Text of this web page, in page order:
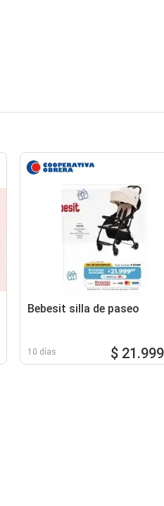
Bebesit silla de paseo
10 días $